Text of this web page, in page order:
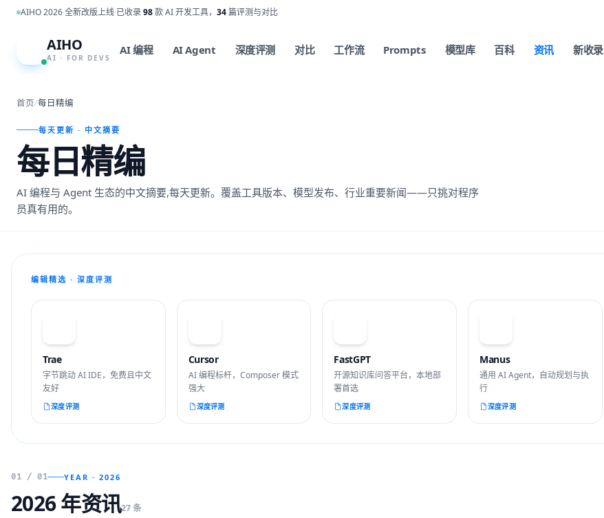
跳到主内容
AIHO 2026 全新改版上线·已收录98款 AI 开发工具， 34篇评测与对比
AIHO
AI · FOR DEVS
AI 编程 AI Agent 深度评测 对比 工作流 Prompts 模型库 百科 资讯 新收录
首页/每日精编
每天更新 · 中文摘要
每日精编
AI 编程与 Agent 生态的中文摘要,每天更新。覆盖工具版本、模型发布、行业重要新闻——只挑对程序
员真有用的。
编辑精选 · 深度评测
Trae
字节跳动 AI IDE，免费且中文
友好
深度评测
Cursor
AI 编程标杆，Composer 模式
强大
深度评测
FastGPT
开源知识库问答平台，本地部
署首选
深度评测
Manus
通用 AI Agent，自动规划与执
行
深度评测
01 / 01 YEAR · 2026
2026 年资讯27 条